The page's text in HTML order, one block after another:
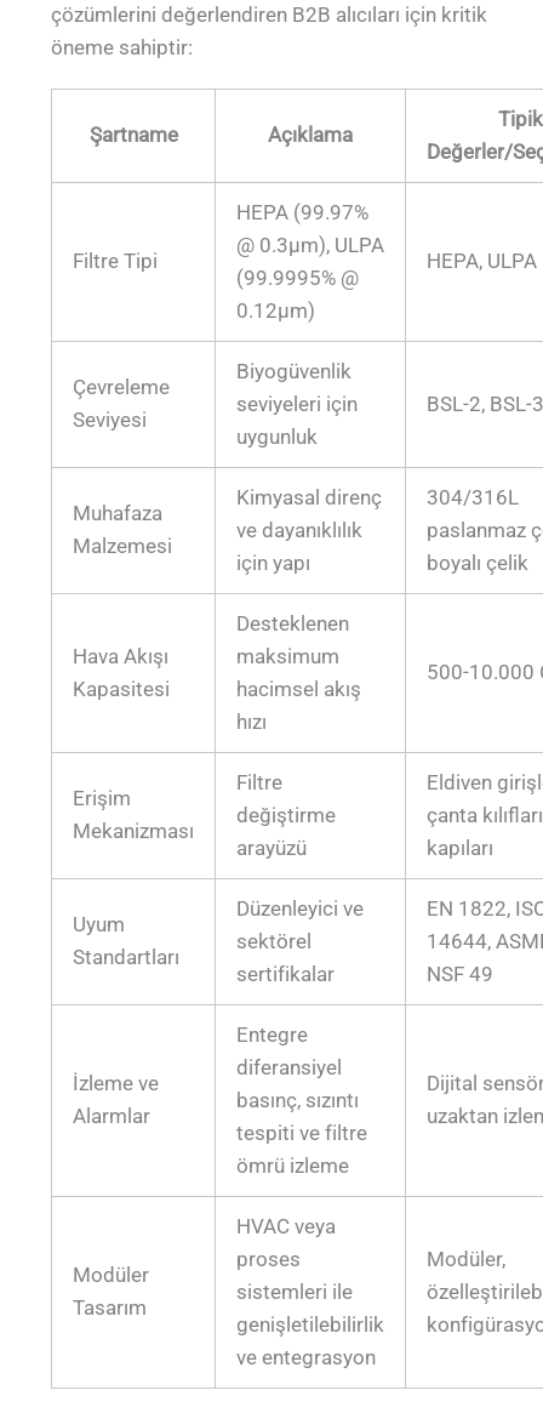
çözümlerini değerlendiren B2B alıcıları için kritik
öneme sahiptir:
Şartname Açıklama
Tipik
Değerler/
Filtre Tipi
HEPA (99.97%
@ 0.3μm), ULPA
(99.9995% @
0.12μm)
HEPA, ULPA
Çevreleme
Seviyesi
Biyogüvenlik
seviyeleri için
uygunluk
BSL-2, BSL-
Muhafaza
Malzemesi
Kimyasal direnç
ve dayanıklılık
için yapı
304/316L
paslanmaz
boyalı çelik
Hava Akışı
Kapasitesi
Desteklenen
maksimum
hacimsel akış
hızı
500-10.000
Erişim
Mekanizması
Filtre
değiştirme
arayüzü
Eldiven
çanta
kapıları
Uyum
Standartları
Düzenleyici ve
sektörel
sertifikalar
EN 1822,
14644,
NSF 49
İzleme ve
Alarmlar
Entegre
diferansiyel
basınç, sızıntı
tespiti ve filtre
ömrü izleme
Dijital
uzaktan
Modüler
Tasarım
HVAC veya
proses
sistemleri ile
genişletilebilirlik
ve entegrasyon
Modüler,